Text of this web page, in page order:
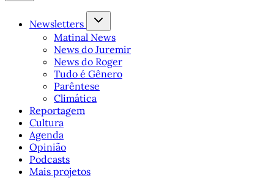
Newsletters
Matinal News
News do Juremir
News do Roger
Tudo é Gênero
Parêntese
Climática
Reportagem
Cultura
Agenda
Opinião
Podcasts
Mais projetos